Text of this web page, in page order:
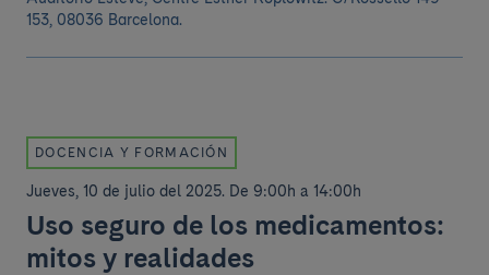
153, 08036 Barcelona.
DOCENCIA Y FORMACIÓN
Jueves, 10 de julio del 2025. De 9:00h a 14:00h
Uso seguro de los medicamentos:
mitos y realidades